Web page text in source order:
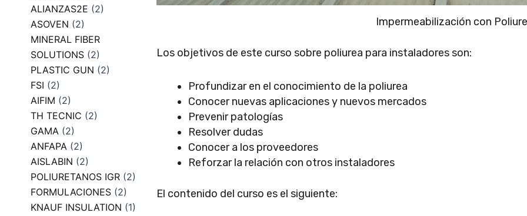
ALIANZAS2E (2)
ASOVEN (2)
MINERAL FIBER
SOLUTIONS (2)
PLASTIC GUN (2)
FSI (2)
AIFIM (2)
TH TECNIC (2)
GAMA (2)
ANFAPA (2)
AISLABIN (2)
POLIURETANOS IGR (2)
FORMULACIONES (2)
KNAUF INSULATION (1)
Impermeabilización con
Los objetivos de este curso sobre poliurea para instaladores son:
Profundizar en el conocimiento de la poliurea
Conocer nuevas aplicaciones y nuevos mercados
Prevenir patologías
Resolver dudas
Conocer a los proveedores
Reforzar la relación con otros instaladores
El contenido del curso es el siguiente: